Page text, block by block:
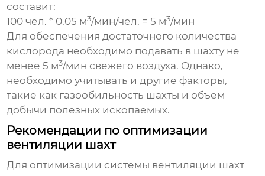
составит:
100 чел. * 0.05 м3/мин/чел. = 5 м3/мин
Для обеспечения достаточного количества
кислорода необходимо подавать в шахту не
менее 5 м3/мин свежего воздуха. Однако,
необходимо учитывать и другие факторы,
такие как газообильность шахты и объем
добычи полезных ископаемых.
Рекомендации по оптимизации
вентиляции шахт
Для оптимизации системы вентиляции шахт